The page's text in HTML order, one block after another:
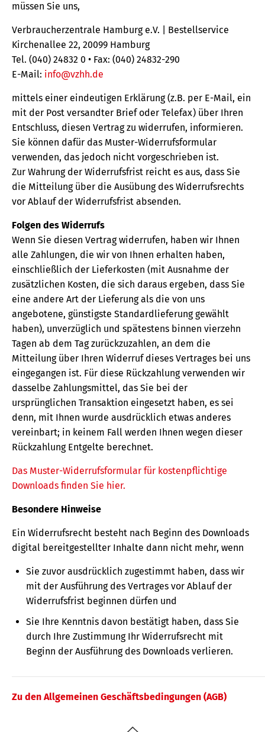
müssen Sie uns,
Verbraucherzentrale Hamburg e.V. | Bestellservice
Kirchenallee 22, 20099 Hamburg
Tel. (040) 24832 0 • Fax: (040) 24832-290
E-Mail: info@vzhh.de
mittels einer eindeutigen Erklärung (z.B. per E-Mail, ein
mit der Post versandter Brief oder Telefax) über Ihren
Entschluss, diesen Vertrag zu widerrufen, informieren.
Sie können dafür das Muster-Widerrufsformular
verwenden, das jedoch nicht vorgeschrieben ist.
Zur Wahrung der Widerrufsfrist reicht es aus, dass Sie
die Mitteilung über die Ausübung des Widerrufsrechts
vor Ablauf der Widerrufsfrist absenden.
Folgen des Widerrufs
Wenn Sie diesen Vertrag widerrufen, haben wir Ihnen
alle Zahlungen, die wir von Ihnen erhalten haben,
einschließlich der Lieferkosten (mit Ausnahme der
zusätzlichen Kosten, die sich daraus ergeben, dass Sie
eine andere Art der Lieferung als die von uns
angebotene, günstigste Standardlieferung gewählt
haben), unverzüglich und spätestens binnen vierzehn
Tagen ab dem Tag zurückzuzahlen, an dem die
Mitteilung über Ihren Widerruf dieses Vertrages bei uns
eingegangen ist. Für diese Rückzahlung verwenden wir
dasselbe Zahlungsmittel, das Sie bei der
ursprünglichen Transaktion eingesetzt haben, es sei
denn, mit Ihnen wurde ausdrücklich etwas anderes
vereinbart; in keinem Fall werden Ihnen wegen dieser
Rückzahlung Entgelte berechnet.
Das Muster-Widerrufsformular für kostenpflichtige
Downloads finden Sie hier.
Besondere Hinweise
Ein Widerrufsrecht besteht nach Beginn des Downloads
digital bereitgestellter Inhalte dann nicht mehr, wenn
Sie zuvor ausdrücklich zugestimmt haben, dass wir
mit der Ausführung des Vertrages vor Ablauf der
Widerrufsfrist beginnen dürfen und
Sie Ihre Kenntnis davon bestätigt haben, dass Sie
durch Ihre Zustimmung Ihr Widerrufsrecht mit
Beginn der Ausführung des Downloads verlieren.
Zu den Allgemeinen Geschäftsbedingungen (AGB)